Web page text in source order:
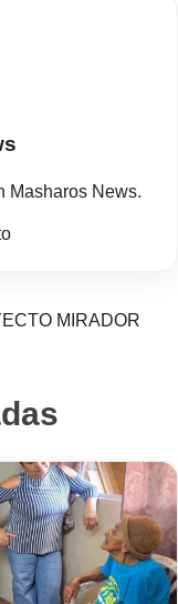
Masharos News.
MIRADOR